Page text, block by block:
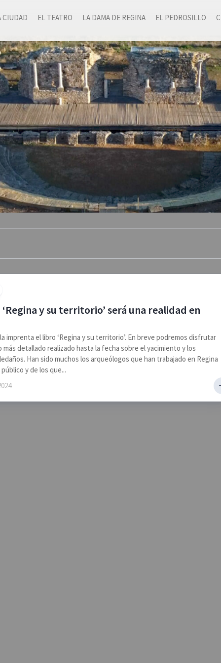
CIUDAD EL TEATRO LA DAMA DE REGINA EL PEDROSILLO
y su territorio’ será una realidad en
imprenta el libro ‘Regina y su territorio’. En breve podremos disfrutar
más detallado realizado hasta la fecha sobre el yacimiento y los
Han sido muchos los arqueólogos que han trabajado en Regina
y de los que...